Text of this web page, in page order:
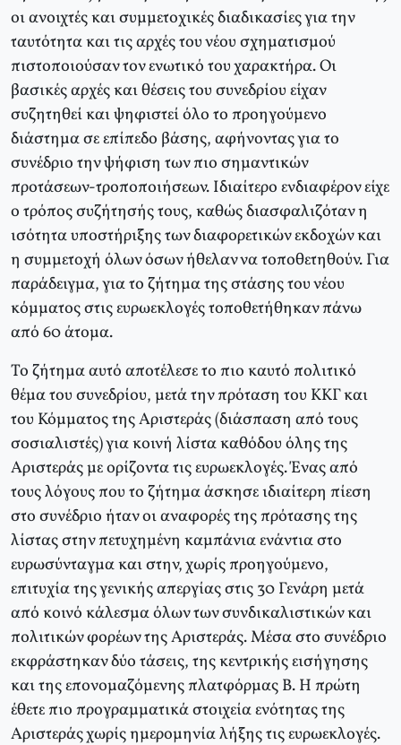
οι ανοιχτές και συμμετοχικές διαδικασίες για την
ταυτότητα και τις αρχές του νέου σχηματισμού
πιστοποιούσαν τον ενωτικό του χαρακτήρα. Οι
βασικές αρχές και θέσεις του συνεδρίου είχαν
συζητηθεί και ψηφιστεί όλο το προηγούμενο
διάστημα σε επίπεδο βάσης, αφήνοντας για το
συνέδριο την ψήφιση των πιο σημαντικών
προτάσεων-τροποποιήσεων. Ιδιαίτερο ενδιαφέρον είχε
ο τρόπος συζήτησής τους, καθώς διασφαλιζόταν η
ισότητα υποστήριξης των διαφορετικών εκδοχών και
η συμμετοχή όλων όσων ήθελαν να τοποθετηθούν. Για
παράδειγμα, για το ζήτημα της στάσης του νέου
κόμματος στις ευρωεκλογές τοποθετήθηκαν πάνω
από 60 άτομα.
Το ζήτημα αυτό αποτέλεσε το πιο καυτό πολιτικό
θέμα του συνεδρίου, μετά την πρόταση του ΚΚΓ και
του Κόμματος της Αριστεράς (διάσπαση από τους
σοσιαλιστές) για κοινή λίστα καθόδου όλης της
Αριστεράς με ορίζοντα τις ευρωεκλογές. Ένας από
τους λόγους που το ζήτημα άσκησε ιδιαίτερη πίεση
στο συνέδριο ήταν οι αναφορές της πρότασης της
λίστας στην πετυχημένη καμπάνια ενάντια στο
ευρωσύνταγμα και στην, χωρίς προηγούμενο,
επιτυχία της γενικής απεργίας στις 30 Γενάρη μετά
από κοινό κάλεσμα όλων των συνδικαλιστικών και
πολιτικών φορέων της Αριστεράς. Μέσα στο συνέδριο
εκφράστηκαν δύο τάσεις, της κεντρικής εισήγησης
και της επονομαζόμενης πλατφόρμας Β. Η πρώτη
έθετε πιο προγραμματικά στοιχεία ενότητας της
Αριστεράς χωρίς ημερομηνία λήξης τις ευρωεκλογές.